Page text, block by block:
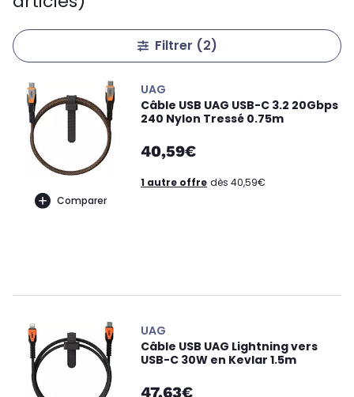
Filtrer (2)
Comparer
UAG
Câble USB UAG USB-C 3.2 20Gbps
240 Nylon Tressé 0.75m
40,59€
1 autre offre dès 40,59€
UAG
Câble USB UAG Lightning vers
USB-C 30W en Kevlar 1.5m
47,63€